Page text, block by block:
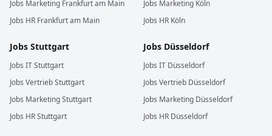
Jobs Marketing Frankfurt am Main
Jobs HR Frankfurt am Main
Jobs Marketing Köln
Jobs HR Köln
Jobs Stuttgart
Jobs ITStuttgart
Jobs VertriebStuttgart
Jobs MarketingStuttgart
Jobs HRStuttgart
Jobs Düsseldorf
Jobs IT Düsseldorf
Jobs Vertrieb Düsseldorf
Jobs Marketing Düsseldorf
Jobs HR Düsseldorf